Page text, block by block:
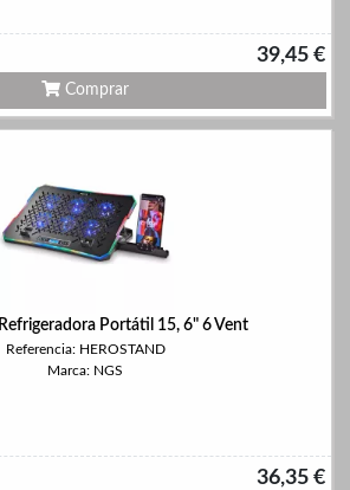
39,45 €
Comprar
Portátil 15, 6" 6 Vent
Referencia: HEROSTAND
Marca: NGS
36,35 €